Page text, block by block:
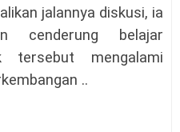
jalannya diskusi, ia
cenderung belajar
tersebut mengalami
..